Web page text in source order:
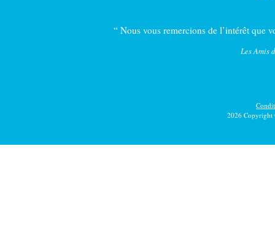
“ Nous vous remercions de l’intérêt que
Les Amis
2026 Copyright